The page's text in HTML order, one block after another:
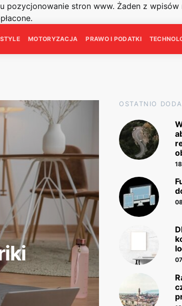
pozycjonowanie stron www. Żaden z
MOTORYZACJA PRAWO I PODATKI
OSTATNIO